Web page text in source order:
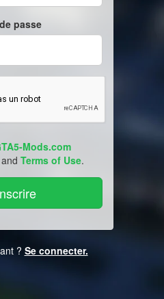
passe
Mods.com
and Terms of Use.
? Se connecter.